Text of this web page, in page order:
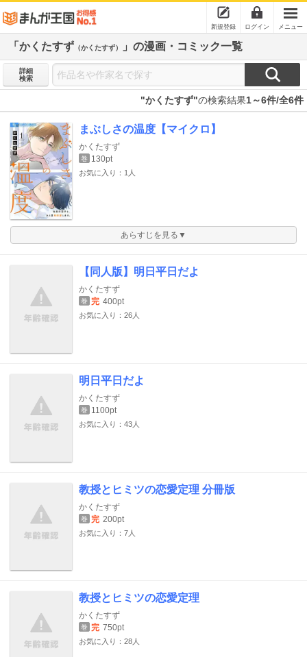
新規登録 ログイン メニュー
「かくたすず （かくたすず） 」の漫画・コミック一覧
詳細
検索
"かくたすず"の検索結果1～6件/全6件
まぶしさの温度【マイクロ】
かくたすず
巻 130pt
お気に入り：1人
あらすじを見る▼
【同人版】明日平日だよ
かくたすず
巻 完 400pt
お気に入り：26人
明日平日だよ
かくたすず
巻 1100pt
お気に入り：43人
教授とヒミツの恋愛定理 分冊版
かくたすず
巻 完 200pt
お気に入り：7人
教授とヒミツの恋愛定理
かくたすず
巻 完 750pt
お気に入り：28人